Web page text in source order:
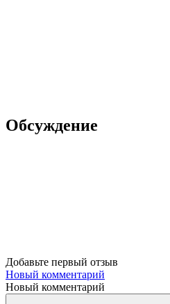
Обсуждение
Добавьте первый отзыв
Новый комментарий
Новый комментарий